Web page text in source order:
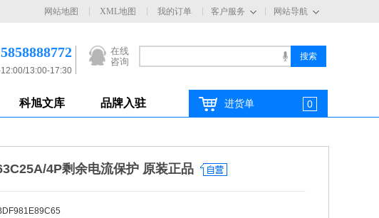
网站导航
客户服务
网站地图 XML地图 我的订单
在线
咨询
13:00-17:30
科旭文库 品牌入驻 进货单 0
4P剩余电流保护 原装正品